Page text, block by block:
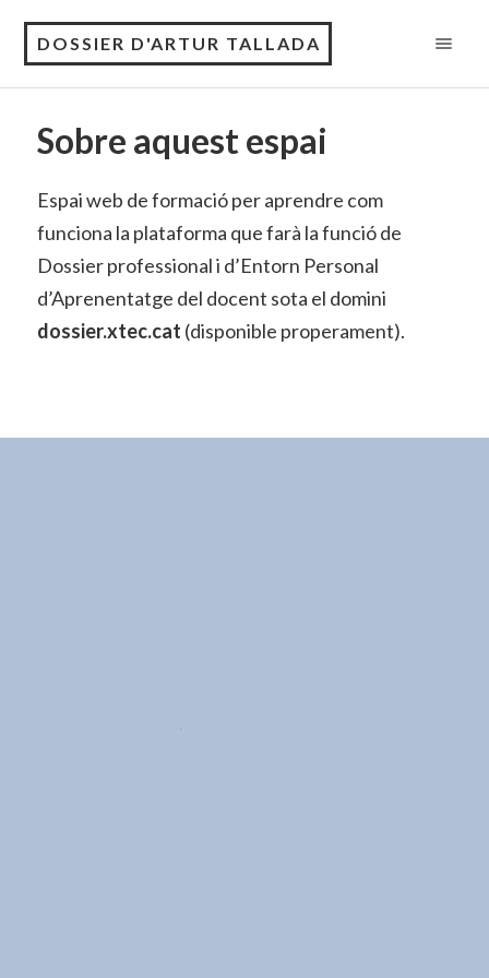
DOSSIER D'ARTUR TALLADA
Sobre aquest espai
Espai web de formació per aprendre com
funciona la plataforma que farà la funció de
Dossier professional i d’Entorn Personal
d’Aprenentatge del docent sota el domini
dossier.xtec.cat (disponible properament).